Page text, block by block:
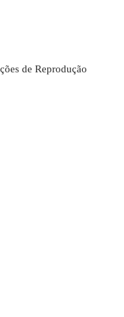
de Reprodução